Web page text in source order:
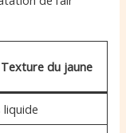
Texture du jaune
liquide